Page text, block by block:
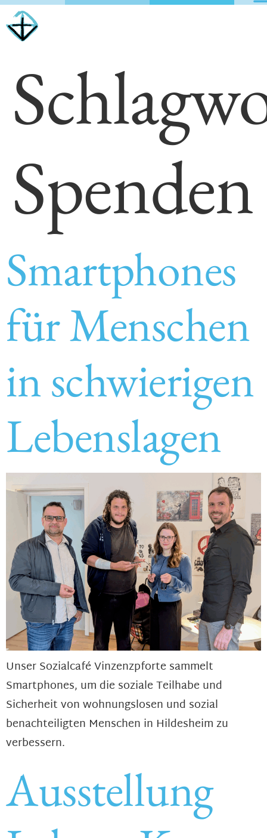
Spenden
Smartphones
für Menschen
in schwierigen
Lebenslagen
Unser Sozialcafé Vinzenzpforte sammelt
Smartphones, um die soziale Teilhabe und
Sicherheit von wohnungslosen und sozial
benachteiligten Menschen in Hildesheim zu
verbessern.
Ausstellung